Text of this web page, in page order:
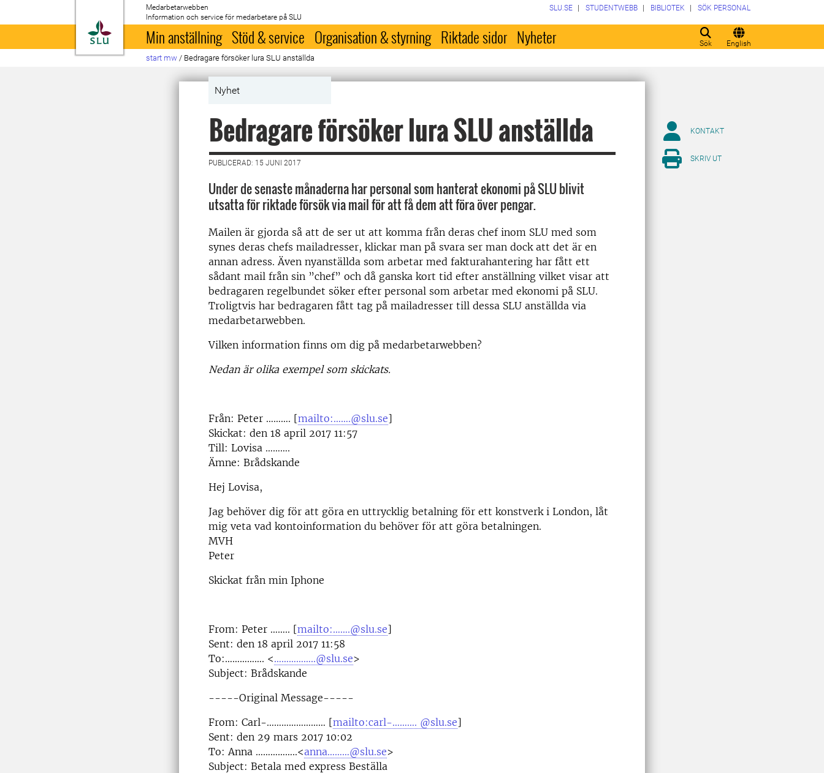
Till startsida
Medarbetarwebben
Information och service för medarbetare på SLU
Sök English
SLU.SE STUDENTWEBB BIBLIOTEK SÖK PERSONAL
Min anställning Stöd & service Organisation & styrning Riktade sidor Nyheter
start mw / Bedragare försöker lura SLU anställda
Nyhet
Bedragare försöker lura SLU anställda
PUBLICERAD: 15 JUNI 2017
Under de senaste månaderna har personal som hanterat ekonomi på SLU blivit
utsatta för riktade försök via mail för att få dem att föra över pengar.
Mailen är gjorda så att de ser ut att komma från deras chef inom SLU med som
synes deras chefs mailadresser, klickar man på svara ser man dock att det är en
annan adress. Även nyanställda som arbetar med fakturahantering har fått ett
sådant mail från sin ”chef” och då ganska kort tid efter anställning vilket visar att
bedragaren regelbundet söker efter personal som arbetar med ekonomi på SLU.
Troligtvis har bedragaren fått tag på mailadresser till dessa SLU anställda via
medarbetarwebben.
Vilken information finns om dig på medarbetarwebben?
Nedan är olika exempel som skickats.
Från: Peter ………. [mailto:…….@slu.se]
Skickat: den 18 april 2017 11:57
Till: Lovisa ……….
Ämne: Brådskande
Hej Lovisa,
Jag behöver dig för att göra en uttrycklig betalning för ett konstverk i London, låt
mig veta vad kontoinformation du behöver för att göra betalningen.
MVH
Peter
Skickat från min Iphone
From: Peter …….. [mailto:…….@slu.se]
Sent: den 18 april 2017 11:58
To:……………. <……………..@slu.se>
Subject: Brådskande
-----Original Message-----
From: Carl-…………………… [mailto:carl-………. @slu.se]
Sent: den 29 mars 2017 10:02
To: Anna ……………..<anna………@slu.se>
Subject: Betala med express Beställa
KONTAKT
SKRIV UT